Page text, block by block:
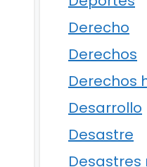
Derecho
Derechos
Derechos
Desarrollo
Desastre